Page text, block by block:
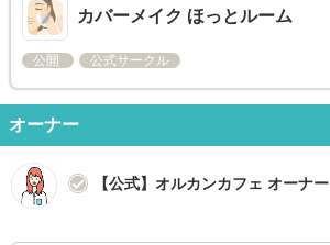
カバーメイク ほっとルーム
公開 公式サークル
オーナー
【公式】オルカンカフェ オーナー